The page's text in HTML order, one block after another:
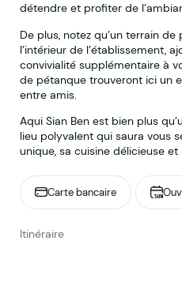
détendre et profiter de
De plus, notez qu’un terrain
l’intérieur de l’établissement,
convivialité supplémentaire à
de pétanque trouveront ici un
entre amis.
Aqui Sian Ben est bien plus
lieu polyvalent qui saura vous
unique, sa cuisine délicieuse
Carte bancaire Voir
Itinéraire